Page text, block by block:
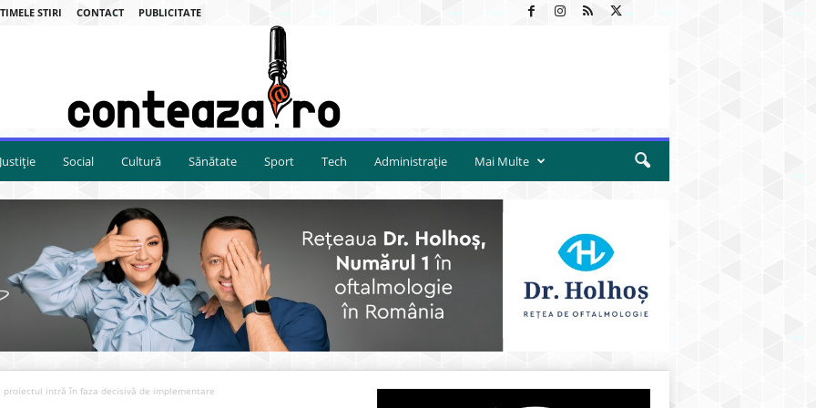
STIRI CONTACT PUBLICITATE
Justiție Social Cultură Sănătate Sport Tech Administrație Mai Multe
proiectul intră în faza decisivă de implementare